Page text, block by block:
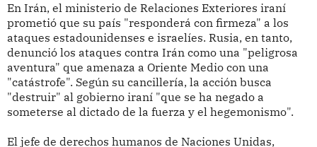
En Irán, el ministerio de Relaciones Exteriores iraní
prometió que su país "responderá con firmeza" a los
ataques estadounidenses e israelíes. Rusia, en tanto,
denunció los ataques contra Irán como una "peligrosa
aventura" que amenaza a Oriente Medio con una
"catástrofe". Según su cancillería, la acción busca
"destruir" al gobierno iraní "que se ha negado a
someterse al dictado de la fuerza y el hegemonismo".
El jefe de derechos humanos de Naciones Unidas,